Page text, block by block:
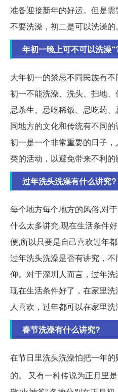
准备迎接新年的好运。但是
不要洗澡，初二是可以洗澡的。
年初一晚上可不可以洗澡
大年初一的禁忌不同民族有
初一不能洗澡、洗头、扫地
忌杀生、忌吃稀饭、忌吃药
同地方的文化和传统有不同
初一是一个非常重要的日子
类的活动，以避免带来不利的
过年洗头洗澡有什么讲究?
每个地方每个地方的风俗,对
什么太多讲究,现在生活条件
便,所以只要是自己喜欢过年
过年洗头洗澡是否有讲究，
仰。对于深圳人而言，过年
现在生活条件好了，在家里
人喜欢，过年都可以在家里洗
春节洗澡有什么讲究?
在节日里洗头洗澡怕把一年
的。 又有一种传说为正月里是